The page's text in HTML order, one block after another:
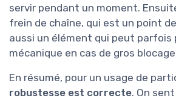
servir pendant un moment.
frein de chaîne, qui est un point
aussi un élément qui peut parfois
mécanique en cas de gros
En résumé, pour un usage de
robustesse est correcte. On